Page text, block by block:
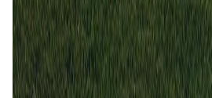
Raufoss
1 1
30 aug
2025